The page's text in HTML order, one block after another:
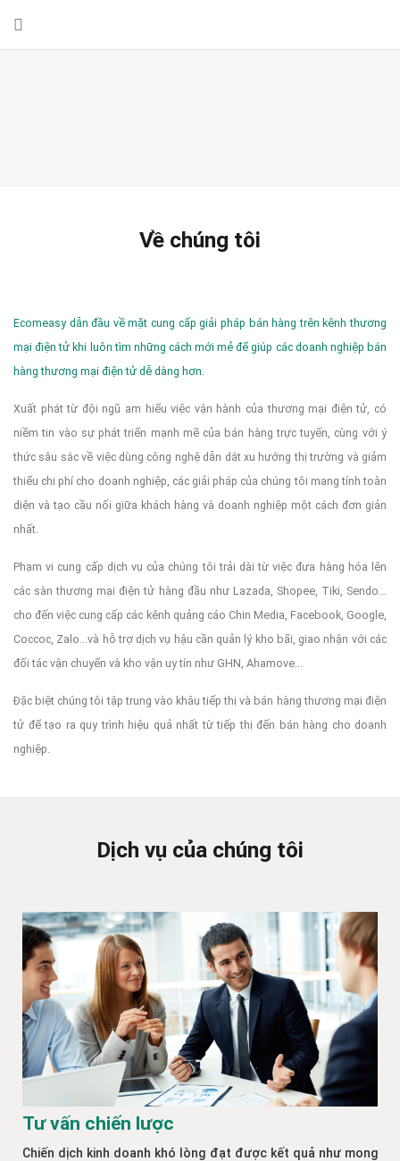
Về chúng tôi
Ecomeasy dẫn đầu về mặt cung cấp giải pháp bán hàng trên kênh thương
mại điện tử khi luôn tìm những cách mới mẻ để giúp các doanh nghiệp bán
hàng thương mại điện tử dễ dàng hơn.
Xuất phát từ đội ngũ am hiểu việc vận hành của thương mại điện tử, có
niềm tin vào sự phát triển mạnh mẽ của bán hàng trực tuyến, cùng với ý
thức sâu sắc về việc dùng công nghệ dẫn dắt xu hướng thị trường và giảm
thiểu chi phí cho doanh nghiệp, các giải pháp của chúng tôi mang tính toàn
diện và tạo cầu nối giữa khách hàng và doanh nghiệp một cách đơn giản
nhất.
Phạm vi cung cấp dịch vụ của chúng tôi trải dài từ việc đưa hàng hóa lên
các sàn thương mại điện tử hàng đầu như Lazada, Shopee, Tiki, Sendo...
cho đến việc cung cấp các kênh quảng cáo Chin Media, Facebook, Google,
Coccoc, Zalo...và hỗ trợ dịch vụ hậu cần quản lý kho bãi, giao nhận với các
đối tác vận chuyển và kho vận uy tín như GHN, Ahamove...
Đặc biệt chúng tôi tập trung vào khâu tiếp thị và bán hàng thương mại điện
tử để tạo ra quy trình hiệu quả nhất từ tiếp thị đến bán hàng cho doanh
nghiệp.
Dịch vụ của chúng tôi
Tư vấn chiến lược
Chiến dịch kinh doanh khó lòng đạt được kết quả như mong